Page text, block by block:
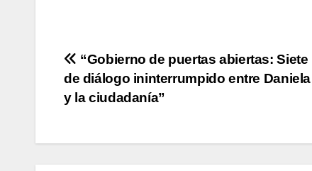
Navegación
de
“Gobierno de puertas abiertas: Siete
de diálogo ininterrumpido entre
y la ciudadanía”